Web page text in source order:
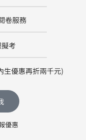
卷服務
考
生優惠再折兩千元)
優惠